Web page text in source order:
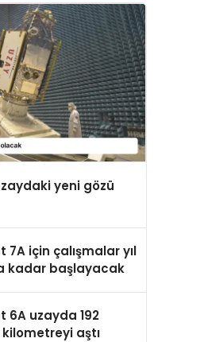
yeni gözü
7A için çalışmalar yıl
kadar başlayacak
6A uzayda 192
aştı